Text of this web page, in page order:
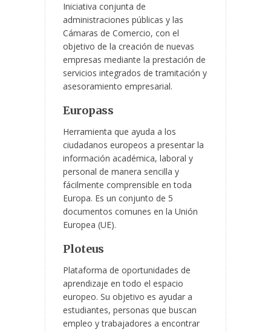
Iniciativa conjunta de
administraciones públicas y las
Cámaras de Comercio, con el
objetivo de la creación de nuevas
empresas mediante la prestación de
servicios integrados de tramitación y
asesoramiento empresarial.
Europass
Herramienta que ayuda a los
ciudadanos europeos a presentar la
información académica, laboral y
personal de manera sencilla y
fácilmente comprensible en toda
Europa. Es un conjunto de 5
documentos comunes en la Unión
Europea (UE).
Ploteus
Plataforma de oportunidades de
aprendizaje en todo el espacio
europeo. Su objetivo es ayudar a
estudiantes, personas que buscan
empleo y trabajadores a encontrar